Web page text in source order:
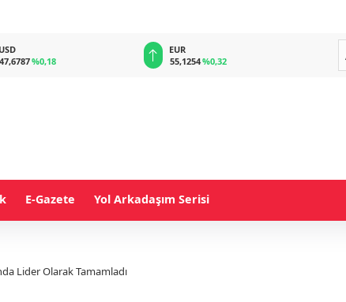
EUR
55,1254 %0,32
GBP
64,3468%0,38
E-Gazete Yol Arkadaşım Serisi
Lider Olarak Tamamladı